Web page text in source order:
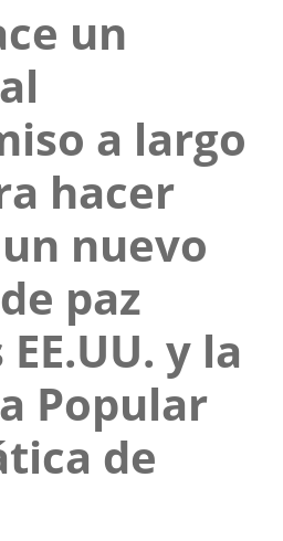
un
a largo
hacer
nuevo
paz
y la
Popular
de